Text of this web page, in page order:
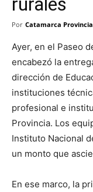
Por Catamarca Provincia
Ayer, en el Paseo
encabezó la
dirección de
instituciones
profesional e
Provincia. Los
Instituto Nacional
un monto que
En ese marco, la